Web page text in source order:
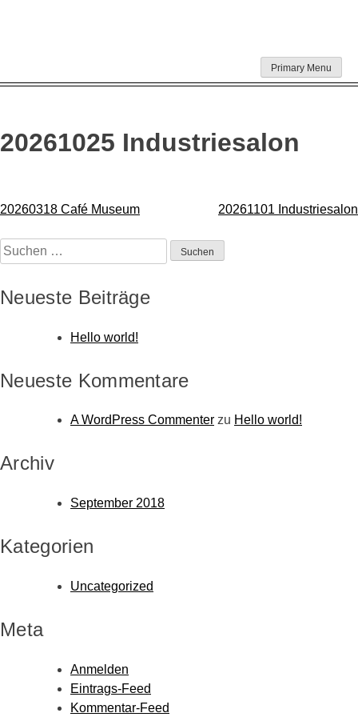
Primary Menu
20261025 Industriesalon
Beitragsnavigation
20260318 Café Museum 20261101 Industriesalon
Suchen
nach:
Neueste Beiträge
Hello world!
Neueste Kommentare
A WordPress Commenter zu Hello world!
Archiv
September 2018
Kategorien
Uncategorized
Meta
Anmelden
Eintrags-Feed
Kommentar-Feed